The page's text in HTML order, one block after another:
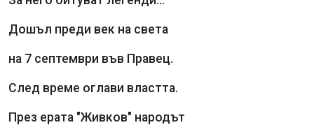
Дошъл преди век на света
на 7 септември във Правец.
След време оглави властта.
През ерата "Живков" народът